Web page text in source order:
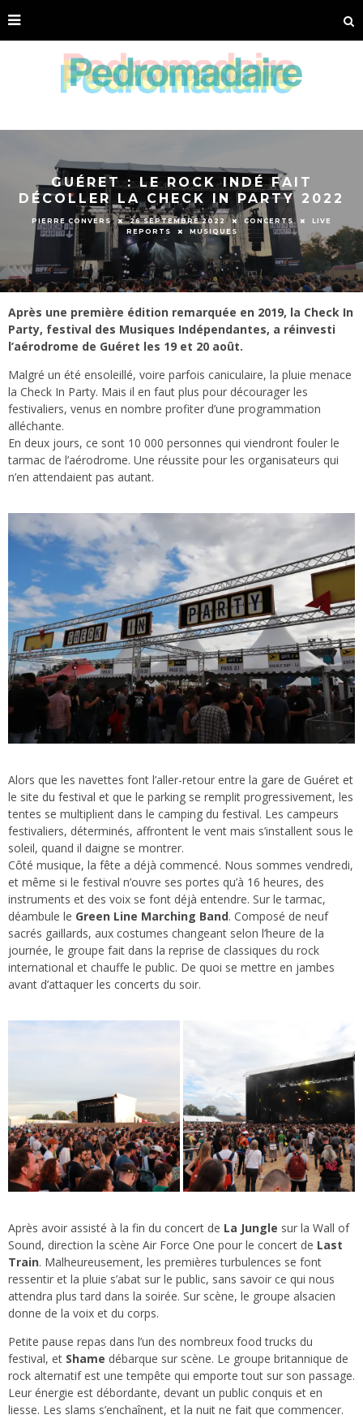
GUÉRET : LE ROCK INDÉ FAIT
DÉCOLLER LA CHECK IN PARTY 2022
PIERRE CONVERS 26 SEPTEMBRE 2022 CONCERTS
LIVE
REPORTS
MUSIQUES
Après une première édition remarquée en 2019, la Check In
Party, festival des Musiques Indépendantes, a réinvesti
l’aérodrome de Guéret les 19 et 20 août.
Malgré un été ensoleillé, voire parfois caniculaire, la pluie menace
la Check In Party. Mais il en faut plus pour décourager les
festivaliers, venus en nombre profiter d’une programmation
alléchante.
En deux jours, ce sont 10 000 personnes qui viendront fouler le
tarmac de l’aérodrome. Une réussite pour les organisateurs qui
n’en attendaient pas autant.
Alors que les navettes font l’aller-retour entre la gare de Guéret et
le site du festival et que le parking se remplit progressivement, les
tentes se multiplient dans le camping du festival. Les campeurs
festivaliers, déterminés, affrontent le vent mais s’installent sous le
soleil, quand il daigne se montrer.
Côté musique, la fête a déjà commencé. Nous sommes vendredi,
et même si le festival n’ouvre ses portes qu’à 16 heures, des
instruments et des voix se font déjà entendre. Sur le tarmac,
déambule le Green Line Marching Band. Composé de neuf
sacrés gaillards, aux costumes changeant selon l’heure de la
journée, le groupe fait dans la reprise de classiques du rock
international et chauffe le public. De quoi se mettre en jambes
avant d’attaquer les concerts du soir.
Après avoir assisté à la fin du concert de La Jungle sur la Wall of
Sound, direction la scène Air Force One pour le concert de Last
Train. Malheureusement, les premières turbulences se font
ressentir et la pluie s’abat sur le public, sans savoir ce qui nous
attendra plus tard dans la soirée. Sur scène, le groupe alsacien
donne de la voix et du corps.
Petite pause repas dans l’un des nombreux food trucks du
festival, et Shame débarque sur scène. Le groupe britannique de
rock alternatif est une tempête qui emporte tout sur son passage.
Leur énergie est débordante, devant un public conquis et en
liesse. Les slams s’enchaînent, et la nuit ne fait que commencer.